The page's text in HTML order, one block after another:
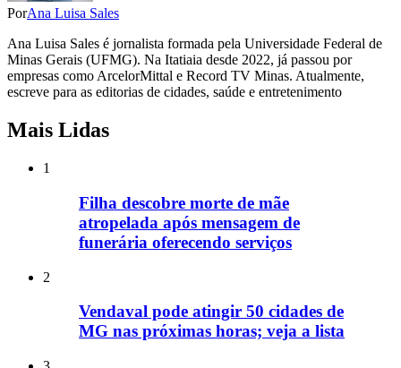
PorAna Luisa Sales
Ana Luisa Sales é jornalista formada pela Universidade Federal de
Minas Gerais (UFMG). Na Itatiaia desde 2022, já passou por
empresas como ArcelorMittal e Record TV Minas. Atualmente,
escreve para as editorias de cidades, saúde e entretenimento
Mais Lidas
1
Filha descobre morte de mãe
atropelada após mensagem de
funerária oferecendo serviços
2
Vendaval pode atingir 50 cidades de
MG nas próximas horas; veja a lista